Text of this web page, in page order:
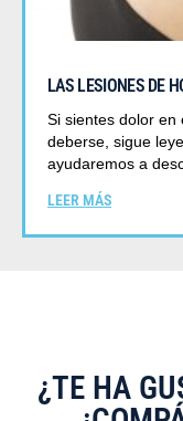
LAS LESIONES DE
Si sientes dolor
deberse, sigue
ayudaremos a
LEER MÁS
¿TE HA